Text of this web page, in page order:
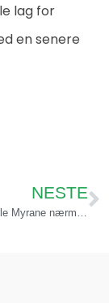
lag for
en senere
NESTE
Tine Fotballskole Myrane nærmer seg fullt